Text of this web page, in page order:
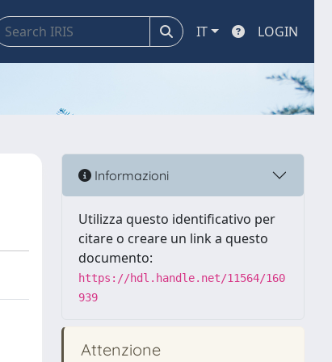
IT LOGIN
Informazioni
Utilizza questo identificativo per
citare o creare un link a questo
documento:
https://hdl.handle.net/11564/160
939
Attenzione